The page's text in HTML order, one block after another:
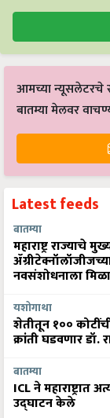
आमच्या न्यूसलेटरचे
बातम्या मेलवर
Latest feeds
बातम्या
महाराष्ट्र राज्याचे
नवसंशोधनाला
यशोगाथा
शेतीतून १००
क्रांती घडवणार डॉ.
बातम्या
ICL ने महाराष्ट्रात
उद्घाटन केले